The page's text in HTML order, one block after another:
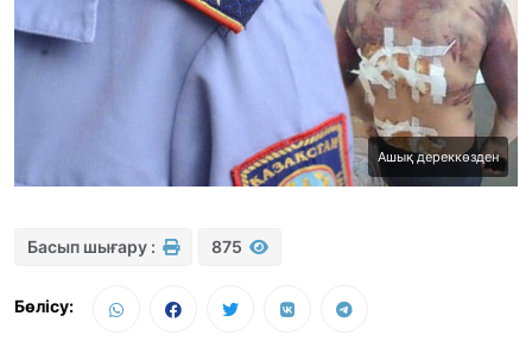
Ашық дереккөзден
Басып шығару : 875
Бөлісу: